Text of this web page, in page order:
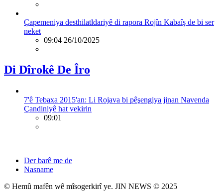
Çapemeniya desthilatldariyê di rapora Rojîn Kabaîş de bi ser
neket
09:04 26/10/2025
Di Dîrokê De Îro
7'ê Tebaxa 2015'an: Li Rojava bi pêşengiya jinan Navenda
Çandiniyê hat vekirin
09:01
Der barê me de
Nasname
© Hemû mafên wê mîsogerkirî ye. JIN NEWS © 2025